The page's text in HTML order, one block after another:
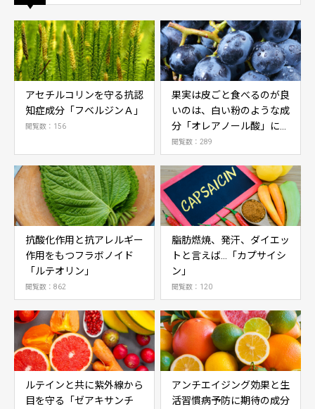
アセチルコリンを守る抗認
知症成分「フベルジンＡ」
閲覧数：156
果実は皮ごと食べるのが良
いのは、白い粉のような成
分「オレアノール酸」によ
る
閲覧数：289
抗酸化作用と抗アレルギー
作用をもつフラボノイド
「ルテオリン」
閲覧数：862
脂肪燃焼、発汗、ダイエッ
トと言えば…「カプサイシ
ン」
閲覧数：120
ルテインと共に紫外線から
目を守る「ゼアキサンチ
アンチエイジング効果と生
活習慣病予防に期待の成分